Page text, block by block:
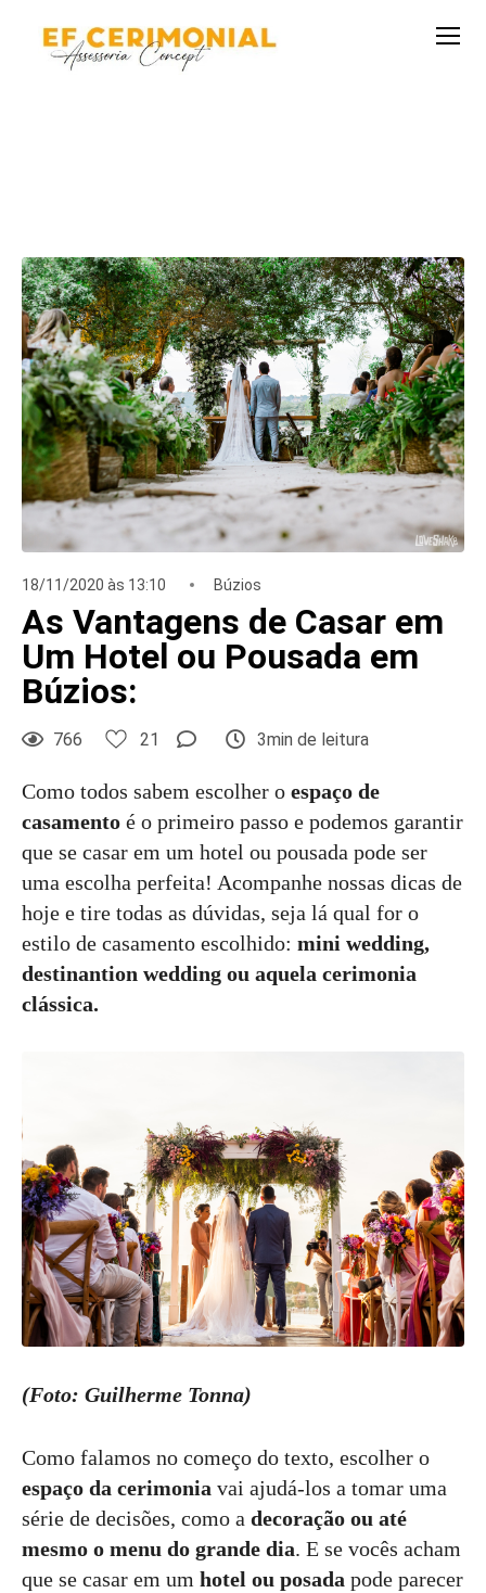
18/11/2020 às 13:10 Búzios
As Vantagens de Casar em
Um Hotel ou Pousada em
Búzios:
766 21 3min de leitura
Como todos sabem escolher o espaço de
casamento é o primeiro passo e podemos garantir
que se casar em um hotel ou pousada pode ser
uma escolha perfeita! Acompanhe nossas dicas de
hoje e tire todas as dúvidas, seja lá qual for o
estilo de casamento escolhido: mini wedding,
destinantion wedding ou aquela cerimonia
clássica.
(Foto: Guilherme Tonna)
Como falamos no começo do texto, escolher o
espaço da cerimonia vai ajudá-los a tomar uma
série de decisões, como a decoração ou até
mesmo o menu do grande dia. E se vocês acham
que se casar em um hotel ou posada pode parecer